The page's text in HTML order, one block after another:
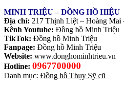
MINH TRIỆU – ĐỒNG HỒ HIỆU
Địa chỉ: 217 Thịnh Liệt – Hoàng Mai
Kênh Youtube: Đồng hồ Minh Triệu
TikTok: Đồng hồ Minh Triệu
Fanpage: Đồng hồ Minh Triệu
Website: www.donghominhtrieu.vn
Hotline: 0967700000
Danh mục: Đồng hồ Thụy Sỹ cũ